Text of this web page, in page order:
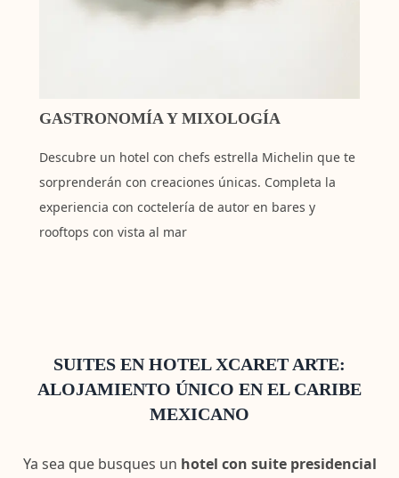
GASTRONOMÍA Y MIXOLOGÍA
Descubre un hotel con chefs estrella Michelin que te
sorprenderán con creaciones únicas. Completa la
experiencia con coctelería de autor en bares y
rooftops con vista al mar
SUITES EN HOTEL XCARET ARTE:
ALOJAMIENTO ÚNICO EN EL CARIBE
MEXICANO
Ya sea que busques un hotel con suite presidencial